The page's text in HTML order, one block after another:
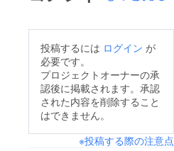
とても成長できまし
た！！ビジネスとして
は「お金」つまり費用
は必要不可欠ですが、
事業は着々と前へ前進
しております。何より
投稿するには ログイン が
必要です。
プロジェクトオーナーの承
認後に掲載されます。承認
された内容を削除すること
はできません。
※投稿する際の注意点